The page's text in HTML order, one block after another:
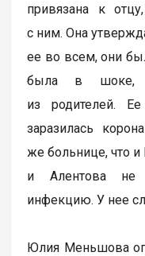
привязана к
с ним. Она
ее во всем, они
была в шоке,
из родителей.
заразилась
же больнице, что
и Алентова не
инфекцию. У нее
Юлия Меньшова